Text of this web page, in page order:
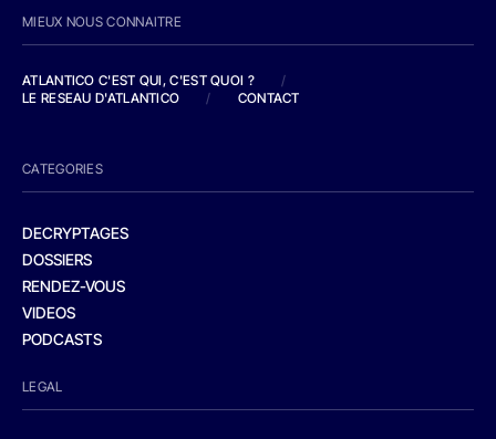
MIEUX NOUS CONNAITRE
ATLANTICO C'EST QUI, C'EST QUOI ?
/
LE RESEAU D'ATLANTICO
/ CONTACT
CATEGORIES
DECRYPTAGES
DOSSIERS
RENDEZ-VOUS
VIDEOS
PODCASTS
LEGAL